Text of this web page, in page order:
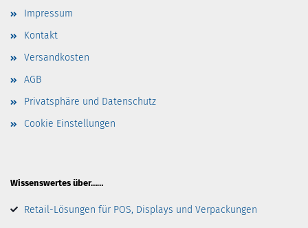
Impressum
Kontakt
Versandkosten
AGB
Privatsphäre und Datenschutz
Cookie Einstellungen
Wissenswertes über……
Retail-Lösungen für POS, Displays und Verpackungen